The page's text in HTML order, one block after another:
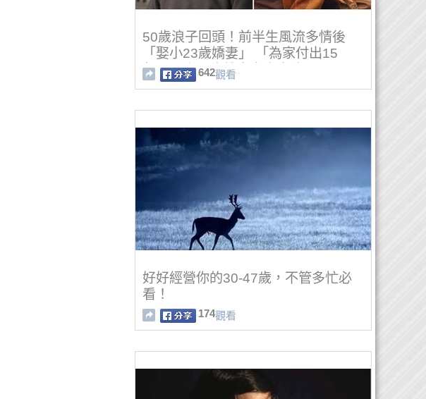
50歲浪子回頭！前半生風流多情後
「娶小23歲嬌妻」 「為家付出15
年」不幸因病離去妻小崩潰
642觀看
好好經營你的30-47歲，不管多忙必
看！
174觀看